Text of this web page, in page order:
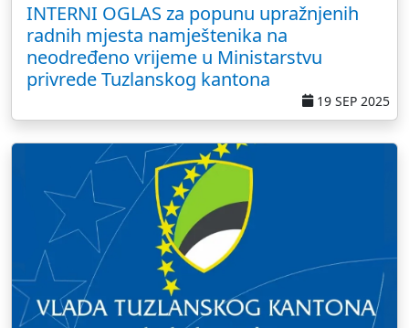
INTERNI OGLAS za popunu upražnjenih
radnih mjesta namještenika na
neodređeno vrijeme u Ministarstvu
privrede Tuzlanskog kantona
19 SEP 2025